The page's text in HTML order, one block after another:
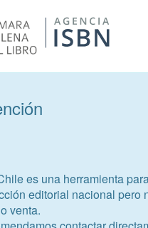
es una herramienta
editorial nacional pero
venta.